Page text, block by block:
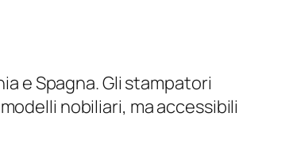
e Spagna. Gli stampatori
nobiliari, ma accessibili